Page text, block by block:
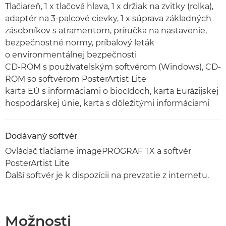
Tlačiareň, 1 x tlačová hlava, 1 x držiak na zvitky (rolka),
adaptér na 3-palcové cievky, 1 x súprava základných
zásobníkov s atramentom, príručka na nastavenie,
bezpečnostné normy, príbalový leták
o environmentálnej bezpečnosti
CD-ROM s používateľským softvérom (Windows), CD-
ROM so softvérom PosterArtist Lite
karta EÚ s informáciami o biocídoch, karta Eurázijskej
hospodárskej únie, karta s dôležitými informáciami
Dodávaný softvér
Ovládač tlačiarne imagePROGRAF TX a softvér
PosterArtist Lite
Ďalší softvér je k dispozícii na prevzatie z internetu.
Možnosti